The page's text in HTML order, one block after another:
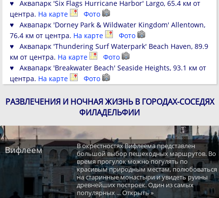
♥ Аквапарк 'Six Flags Hurricane Harbor' Largo, 65.4 км от
центра. На карте
Фото
♥ Аквапарк 'Dorney Park & Wildwater Kingdom' Allentown,
76.4 км от центра. На карте
Фото
♥ Аквапарк 'Thundering Surf Waterpark' Beach Haven, 89.9
км от центра. На карте
Фото
♥ Аквапарк 'Breakwater Beach' Seaside Heights, 93.1 км от
центра. На карте Фото
РАЗВЛЕЧЕНИЯ И НОЧНАЯ ЖИЗНЬ В ГОРОДАХ-СОСЕДЯХ
ФИЛАДЕЛЬФИИ
Вифлеем
В окрестностях Вифлеема представлен
большой выбор пешеходных маршрутов. Во
время прогулок можно погулять по
красивым природным местам, полюбоваться
на старинные монастыри и увидеть руины
древнейших построек. Один из самых
популярных ... Открыть »